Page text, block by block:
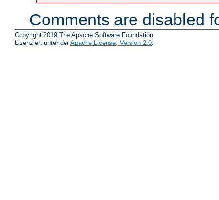
Comments are disabled
Copyright 2019 The Apache Software Foundation.
Lizenziert unter derApache License, Version 2.0